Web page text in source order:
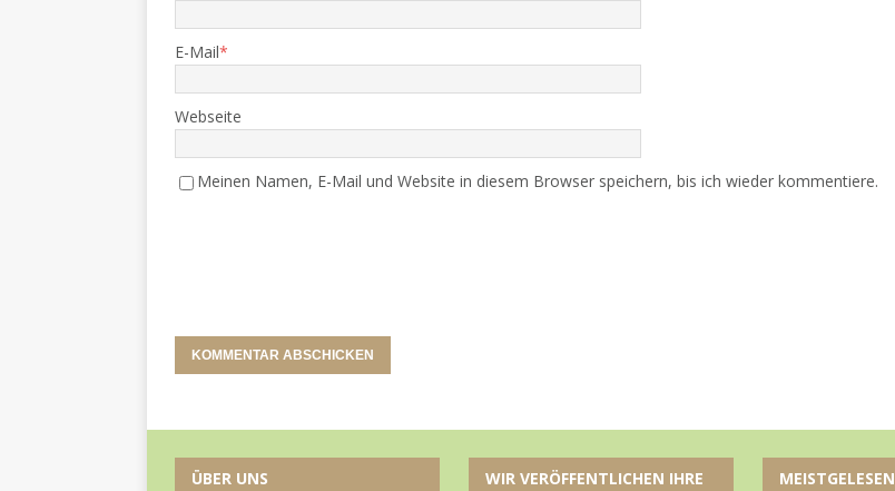
E-Mail*
Webseite
Meinen Namen, E-Mail und Website in diesem Browser speichern, bis ich wieder kommentiere.
ÜBER UNS
WIR VERÖFFENTLICHEN IHRE
MEISTGELESEN